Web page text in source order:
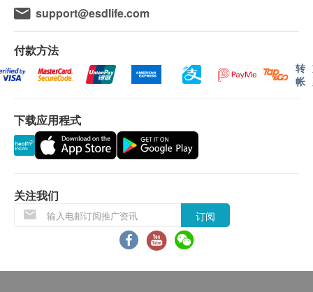
活发社有限公司保留随时更改或终止此服务的权
利，恕不另行通知。
如有任何争议，健康网购health.ESDlife 及活发社
有限公司保留最终决定权。
所有护理疗程并非作为医务诊断或治疗用途。当阁
下身体健康出现任何疾病征兆时，应立即咨询有认
可资格的医生，作出诊断及治疗。
health.ESDlife】并没有经营或提供本服务/产品。
有关此服务/产品的错漏或延误，或因使用此服务/
产品而引致的损失、损害、受伤或法律诉讼，健康
网购health.ESDlife概不负责。一切有关的索偿或
support@esdlife.com
付款方法
转
帐
下载应用程式
关注我们
订阅